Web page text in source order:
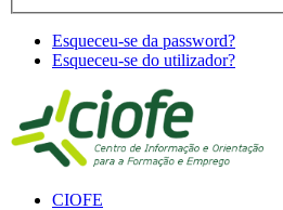
Esqueceu-se da password?
Esqueceu-se do utilizador?
CIOFE